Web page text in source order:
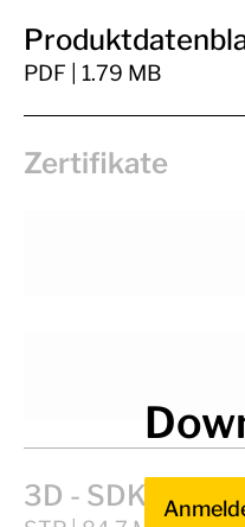
PDF | 1.79 MB
Zertifikate
3D - SDKF 2